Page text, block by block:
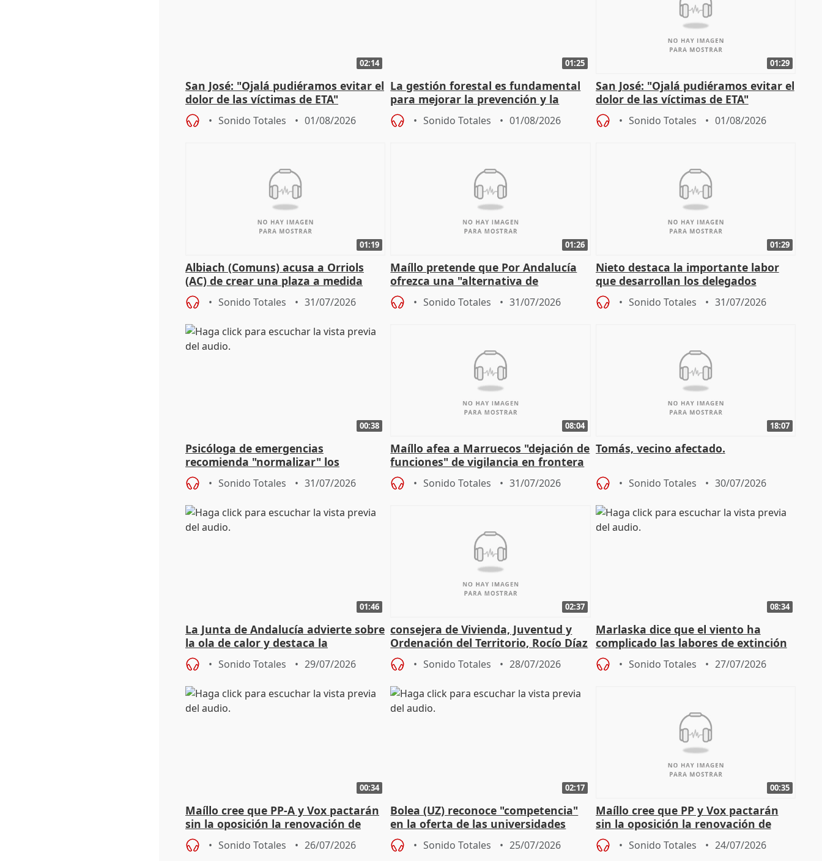
02:14
San José: "Ojalá pudiéramos evitar el
dolor de las víctimas de ETA"
Sonido Totales 01/08/2026
01:25
La gestión forestal es fundamental
para mejorar la prevención y la
actuación frente a incendios
Sonido Totales 01/08/2026
01:29
San José: "Ojalá pudiéramos evitar el
dolor de las víctimas de ETA"
Sonido Totales 01/08/2026
01:19
Albiach (Comuns) acusa a Orriols
(AC) de crear una plaza a medida
para su hija en Ripoll (Girona)
Sonido Totales 31/07/2026
01:26
Maíllo pretende que Por Andalucía
ofrezca una "alternativa de
gobierno" con su labor de oposición
Sonido Totales 31/07/2026
01:29
Nieto destaca la importante labor
que desarrollan los delegados
territoriales de la Junta
Sonido Totales 31/07/2026
00:38
Psicóloga de emergencias
recomienda "normalizar" los
síntomas tras sufrir un incendio
Sonido Totales 31/07/2026
08:04
Maíllo afea a Marruecos "dejación de
funciones" de vigilancia en frontera
con Ceuta
Sonido Totales 31/07/2026
18:07
Tomás, vecino afectado.
Sonido Totales 30/07/2026
01:46
La Junta de Andalucía advierte sobre
la ola de calor y destaca la
importancia de la prevención
Sonido Totales 29/07/2026
02:37
consejera de Vivienda, Juventud y
Ordenación del Territorio, Rocío Díaz
Sonido Totales 28/07/2026
08:34
Marlaska dice que el viento ha
complicado las labores de extinción
durante la madrugada
Sonido Totales 27/07/2026
00:34
Maíllo cree que PP-A y Vox pactarán
sin la oposición la renovación de
órganos como el Defensor
Sonido Totales 26/07/2026
02:17
Bolea (UZ) reconoce "competencia"
en la oferta de las universidades
privadas
Sonido Totales 25/07/2026
00:35
Maíllo cree que PP y Vox pactarán
sin la oposición la renovación de
órganos como el Defensor
Sonido Totales 24/07/2026